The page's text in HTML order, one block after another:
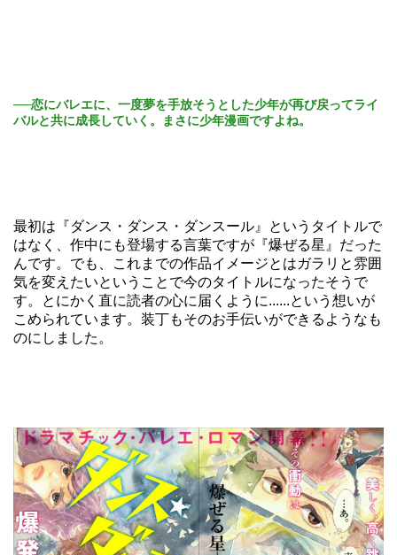
──恋にバレエに、一度夢を手放そうとした少年が再び戻ってライ
バルと共に成長していく。まさに少年漫画ですよね。
最初は『ダンス・ダンス・ダンスール』というタイトルで
はなく、作中にも登場する言葉ですが『爆ぜる星』だった
んです。でも、これまでの作品イメージとはガラリと雰囲
気を変えたいということで今のタイトルになったそうで
す。とにかく直に読者の心に届くように......という想いが
こめられています。装丁もそのお手伝いができるようなも
のにしました。